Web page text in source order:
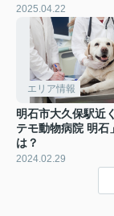
2025.04.22
エリア情報
明石市大久保駅近
テモ動物病院 明石
は？
2024.02.29